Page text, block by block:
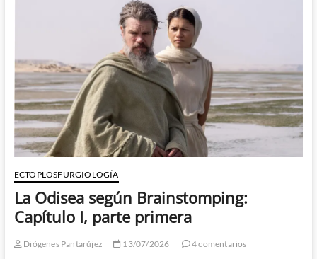
ECTOPLOSFURGIOLOGÍA
La Odisea según Brainstomping:
Capítulo I, parte primera
Diógenes Pantarújez 13/07/2026
4 comentarios